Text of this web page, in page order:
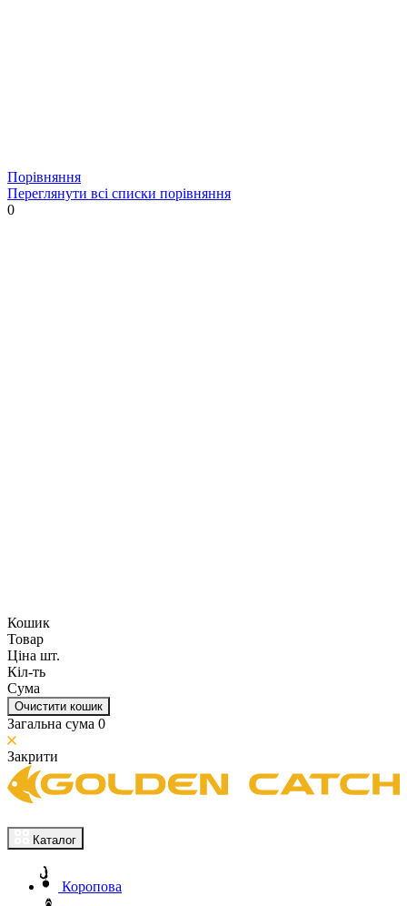
Порівняння
Переглянути всі списки порівняння
0
Кошик
Товар
Ціна шт.
Кіл-ть
Сума
Очистити кошик
Загальна сума 0
Закрити
Каталог
Коропова